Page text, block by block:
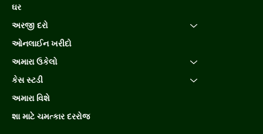
ઘર
અરજી દરો
ઓનલાઈન ખરીદો
અમારા ઉકેલો
કેસ સ્ટડી
અમારા વિશે
શા માટે ચમત્કાર દરરોજ